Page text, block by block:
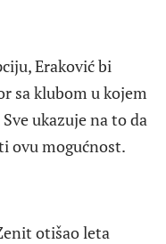
Eraković bi
sa klubom u kojem
ukazuje na to da
ovu mogućnost.
otišao leta